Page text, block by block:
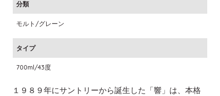
分類
モルト/グレーン
タイプ
700ml/43度
１９８９年にサントリーから誕生した「響」は、本格